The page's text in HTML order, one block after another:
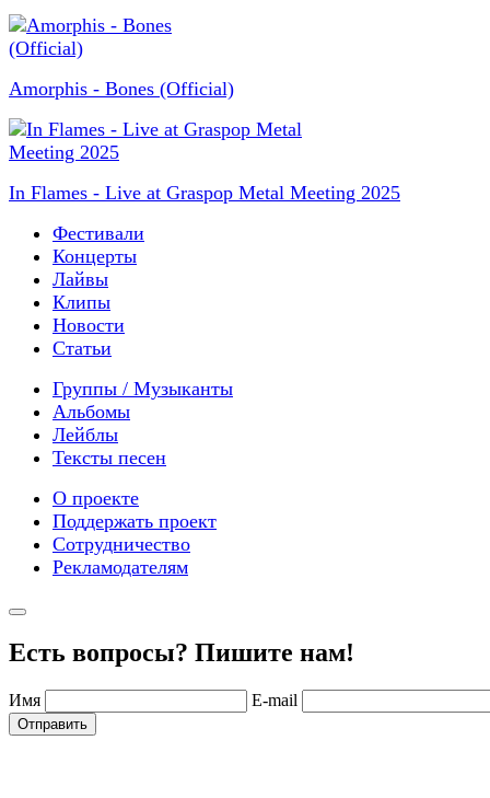
Amorphis - Bones (Official)
In Flames - Live at Graspop Metal Meeting 2025
Фестивали
Концерты
Лайвы
Клипы
Новости
Статьи
Группы / Музыканты
Альбомы
Лейблы
Тексты песен
О проекте
Поддержать проект
Сотрудничество
Рекламодателям
Есть вопросы? Пишите нам!
Имя E-mail